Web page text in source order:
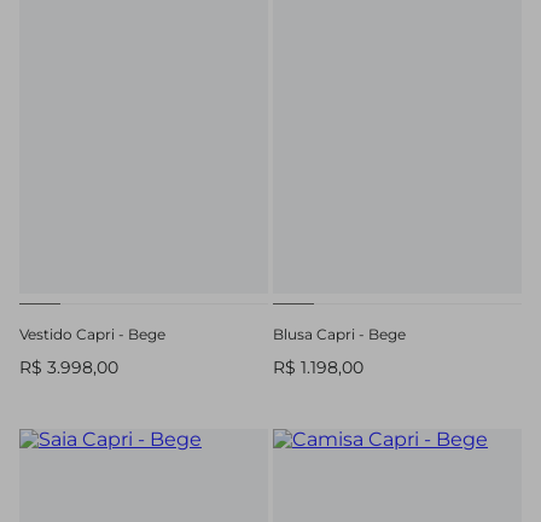
Vestido Capri - Bege
R$ 3.998,00
Blusa Capri - Bege
R$ 1.198,00